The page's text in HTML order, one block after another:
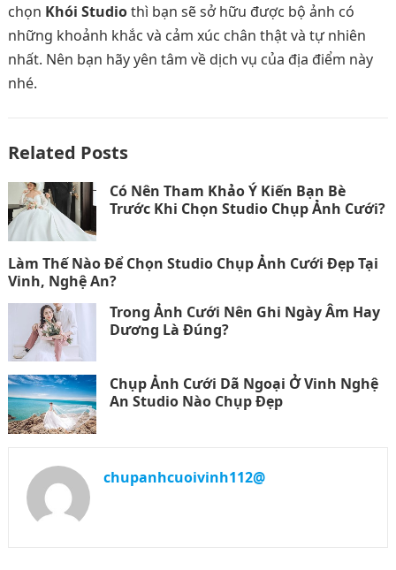
chọn Khói Studiothì bạn sẽ sở hữu được bộ ảnh có
những khoảnh khắc và cảm xúc chân thật và tự nhiên
nhất. Nên bạn hãy yên tâm về dịch vụ của địa điểm này
nhé.
Related Posts
Có Nên Tham Khảo Ý Kiến Bạn Bè
Trước Khi Chọn Studio Chụp Ảnh Cưới?
Làm Thế Nào Để Chọn Studio Chụp Ảnh Cưới Đẹp Tại
Vinh, Nghệ An?
Trong Ảnh Cưới Nên Ghi Ngày Âm Hay
Dương Là Đúng?
Chụp Ảnh Cưới Dã Ngoại Ở Vinh Nghệ
An Studio Nào Chụp Đẹp
chupanhcuoivinh112@